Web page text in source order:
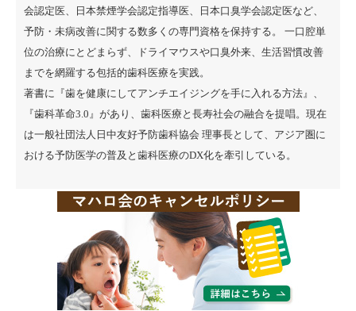
会認定医、日本禁煙学会認定指導医、日本口臭学会認定医など、
予防・未病改善に関する数多くの専門資格を保持する。 一口腔単
位の治療にとどまらず、ドライマウスや口臭外来、生活習慣改善
までを網羅する包括的歯科医療を実践。
著書に『歯を健康にしてアンチエイジングを手に入れる方法』、
『歯科革命3.0』があり、歯科医療と長寿社会の融合を提唱。現在
は一般社団法人日中友好予防歯科協会 理事長として、アジア圏に
おける予防医学の普及と歯科医療のDX化を牽引している。